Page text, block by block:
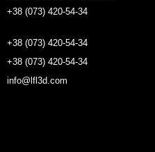
+38 (073) 420-54-34
+38 (073) 420-54-34
+38 (073) 420-54-34
info@lfl3d.com